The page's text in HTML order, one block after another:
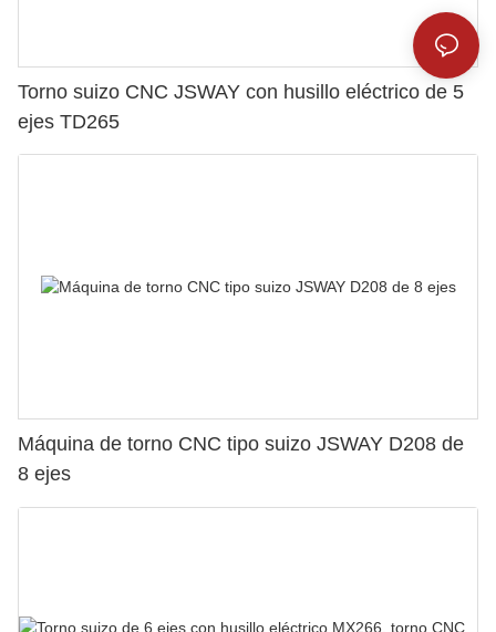
Torno suizo CNC JSWAY con husillo eléctrico de 5
ejes TD265
Máquina de torno CNC tipo suizo JSWAY D208 de
8 ejes